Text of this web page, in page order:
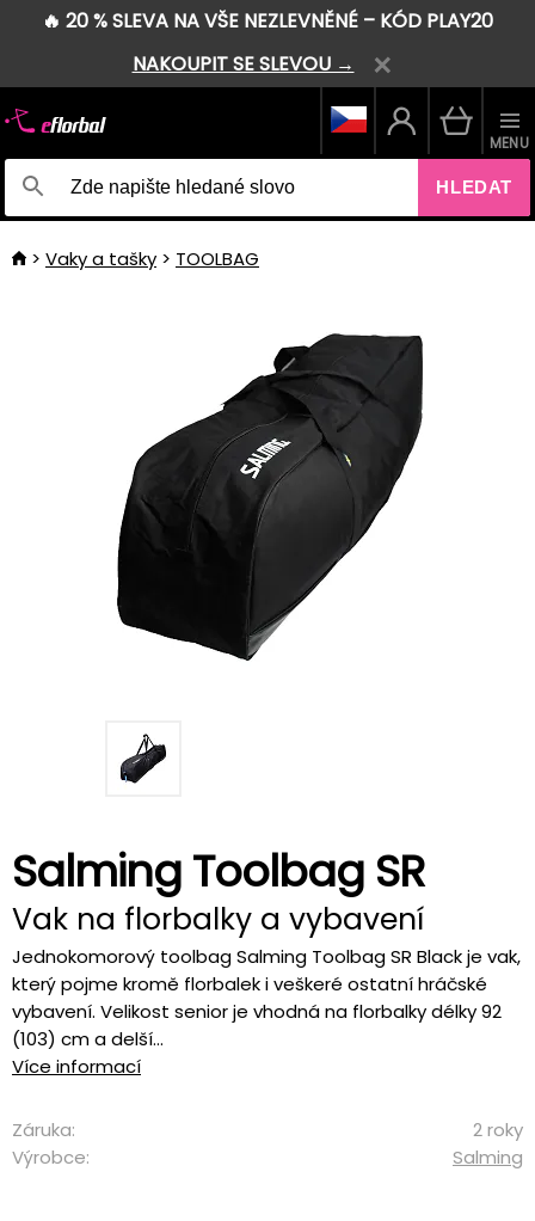
🔥 20 % SLEVA NA VŠE NEZLEVNĚNÉ – KÓD PLAY20
NAKOUPIT SE SLEVOU →
HLEDAT
MENU
Vaky a tašky TOOLBAG
Salming Toolbag SR
Vak na florbalky a vybavení
Jednokomorový toolbag Salming Toolbag SR Black je vak,
který pojme kromě florbalek i veškeré ostatní hráčské
vybavení. Velikost senior je vhodná na florbalky délky 92
(103) cm a delší...
Více informací
Záruka:
2 roky
Výrobce:
Salming